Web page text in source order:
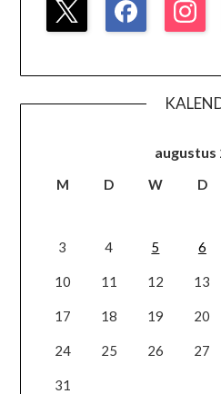
augustus
M D W D
3 4 5 6
10 11 12 13
17 18 19 20
24 25 26 27
31